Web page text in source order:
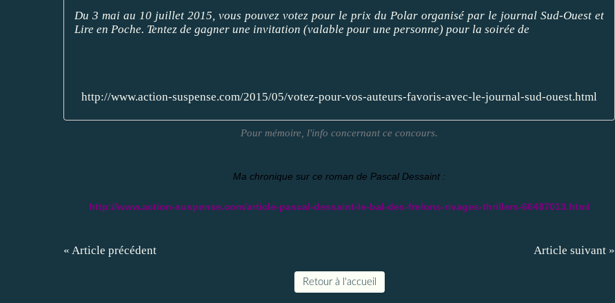
Du 3 mai au 10 juillet 2015, vous pouvez votez pour le prix du Polar organisé par le journal Sud-Ouest et
Lire en Poche. Tentez de gagner une invitation (valable pour une personne) pour la soirée de
http://www.action-suspense.com/2015/05/votez-pour-vos-auteurs-favoris-avec-le-journal-sud-ouest.html
Pour mémoire, l'info concernant ce concours.
Ma chronique sur ce roman de Pascal Dessaint :
http://www.action-suspense.com/article-pascal-dessaint-le-bal-des-frelons-rivages-thrillers-66487013.html
« Article précédent Article suivant »
Retour à l'accueil